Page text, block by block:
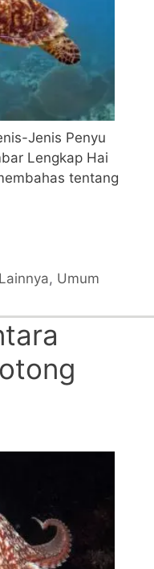
Jenis Penyu
Lengkap Hai
tentang
Lainnya, Umum